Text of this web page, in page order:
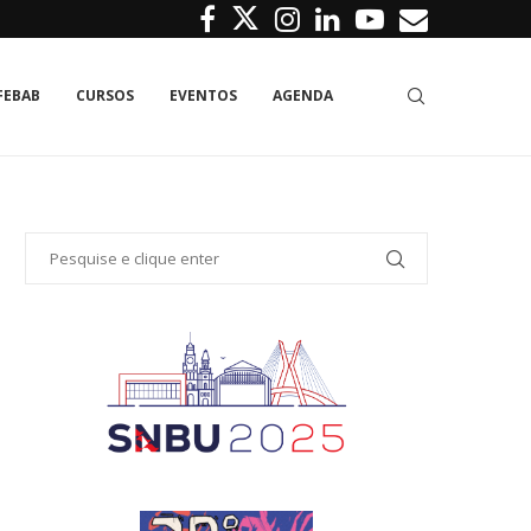
CURSOS EVENTOS AGENDA